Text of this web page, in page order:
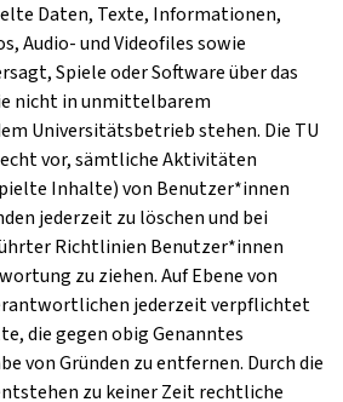
Daten, Texte, Informationen,
Audio- und Videofiles sowie
Spiele oder Software über das
nicht in unmittelbarem
Universitätsbetrieb stehen. Die TU
vor, sämtliche Aktivitäten
Inhalte) von Benutzer*innen
jederzeit zu löschen und bei
Richtlinien Benutzer*innen
zu ziehen. Auf Ebene von
jederzeit verpflichtet
die gegen obig Genanntes
von Gründen zu entfernen. Durch die
zu keiner Zeit rechtliche